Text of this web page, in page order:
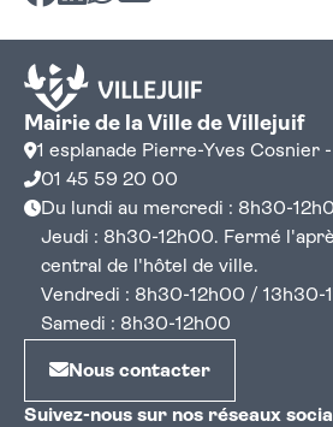
Mairie de la Ville de Villejuif
1 esplanade Pierre-Yves Cosnier
01 45 59 20 00
Du lundi au mercredi : 8h30-
Jeudi : 8h30-12h00. Fermé
central de l'hôtel de ville.
Vendredi : 8h30-12h00 / 13h30-
Samedi : 8h30-12h00
Nous contacter
Suivez-nous sur nos réseaux